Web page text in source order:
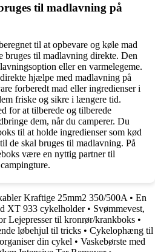
til madlavning på
til at opbevare og køle mad
bruges til madlavning direkte. Den
eller en varmelegeme.
hjælpe med madlavning på
forberedt mad eller ingredienser i
friske og sikre i længere tid.
for at tilberede og tilberede
dem, når du camperer. Du
til at holde ingredienser som kød
de skal bruges til madlavning. På
være en nyttig partner til
Kraftige 25mm2 350/500A • En
XT 933 cykelholder• Svømmevest,
Lejepresser til kronrør/krankboks •
løbehjul til tricks • Cykelophæng til
din cykel • Vaskebørste med